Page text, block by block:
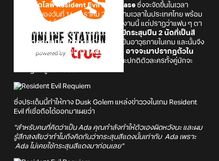
เตรียมจัดไลฟ์ Resident Evil Showcase ซึ่งจะจัดขึ้นในเวลา
05.00 น. ของวันที่ 16 มกราคม 2026 ตามเวลาในประเทศไทย พร้อม
ทั้งเผยทีเซอร์สั้น ๆ เพื่อเป็นการโปรโมตงานนี้ แต่ปราฏว่าแฟน ๆ ตา
ดีไปสังเกตบางช่วงของทีเซอร์นี้ว่า
มันมีกระสุนปืน 2 นัดที่เป็นสี
แดงวางคู่กับปืนสีดำ ที่ดูเหมือนว่าจะเป็นอาวุธภายในเกม และนั้นจึง
เป็นที่มาของการมโนเอาว่าAda Wong อาจจะมาปรากฏตัวใน
Resident Evil Requiem หรือไม่
เพราะปกติตัวละครทั้งคู่มักจะ
ซึ่งประเด็นนี้ทำให้ทาง Dusk Golem แหล่งข่าววงในเกม Resident
Evil ที่เชื่อถือได้ออกมาเผยว่า
"สำหรับคนที่คิดว่าเป็น Ada คุณกำลังทำให้ตัวเองผิดหวังนะ และผม
รู้สึกสงสัยว่าทำไมถึงคิดกันว่ากระสุนสีแดงนั้นเท่ากับ Ada เพราะ
Ada ไม่เคยใช้กระสุนสีแดงมาก่อนเลย"